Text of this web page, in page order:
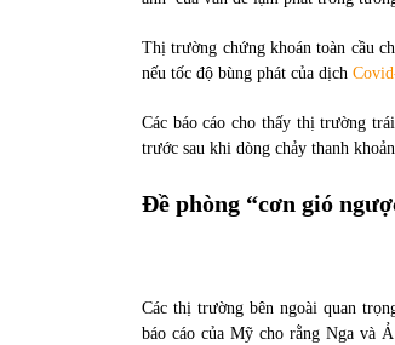
Thị trường chứng khoán toàn cầu
nếu tốc độ bùng phát của dịch
Các báo cáo cho thấy thị trường
trước sau khi dòng chảy thanh
Đề phòng “cơn gió
Các thị trường bên ngoài quan
báo cáo của Mỹ cho rằng Nga và